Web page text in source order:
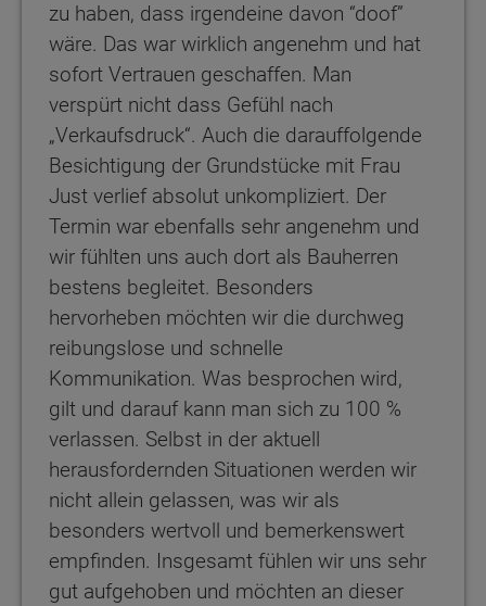
zu haben, dass irgendeine davon “doof”
wäre. Das war wirklich angenehm und hat
sofort Vertrauen geschaffen. Man
verspürt nicht dass Gefühl nach
„Verkaufsdruck“. Auch die darauffolgende
Besichtigung der Grundstücke mit Frau
Just verlief absolut unkompliziert. Der
Termin war ebenfalls sehr angenehm und
wir fühlten uns auch dort als Bauherren
bestens begleitet. Besonders
hervorheben möchten wir die durchweg
reibungslose und schnelle
Kommunikation. Was besprochen wird,
gilt und darauf kann man sich zu 100 %
verlassen. Selbst in der aktuell
herausfordernden Situationen werden wir
nicht allein gelassen, was wir als
besonders wertvoll und bemerkenswert
empfinden. Insgesamt fühlen wir uns sehr
gut aufgehoben und möchten an dieser